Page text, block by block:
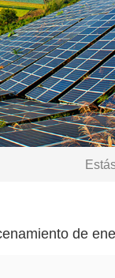
de